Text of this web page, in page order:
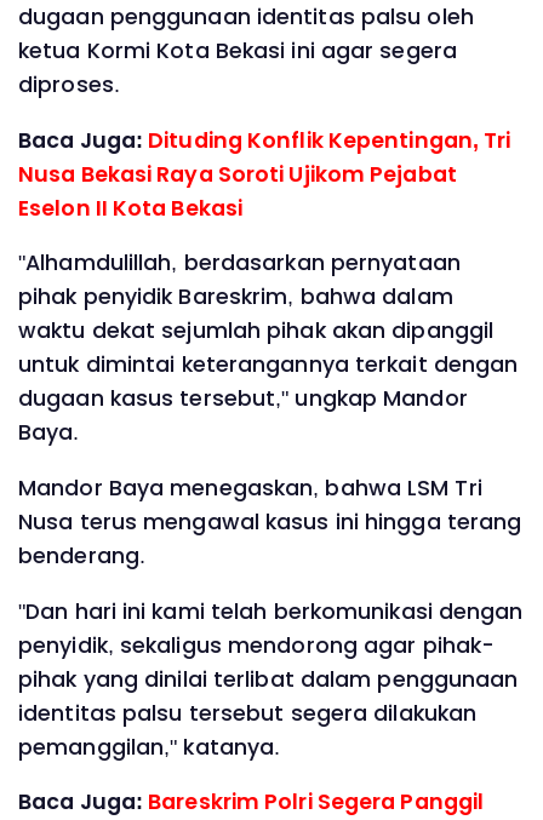
dugaan penggunaan identitas palsu oleh
ketua Kormi Kota Bekasi ini agar segera
diproses.
Baca Juga: Dituding Konflik Kepentingan, Tri
Nusa Bekasi Raya Soroti Ujikom Pejabat
Eselon II Kota Bekasi
"Alhamdulillah, berdasarkan pernyataan
pihak penyidik Bareskrim, bahwa dalam
waktu dekat sejumlah pihak akan dipanggil
untuk dimintai keterangannya terkait dengan
dugaan kasus tersebut," ungkap Mandor
Baya.
Mandor Baya menegaskan, bahwa LSM Tri
Nusa terus mengawal kasus ini hingga terang
benderang.
"Dan hari ini kami telah berkomunikasi dengan
penyidik, sekaligus mendorong agar pihak-
pihak yang dinilai terlibat dalam penggunaan
identitas palsu tersebut segera dilakukan
pemanggilan," katanya.
Baca Juga: Bareskrim Polri Segera Panggil